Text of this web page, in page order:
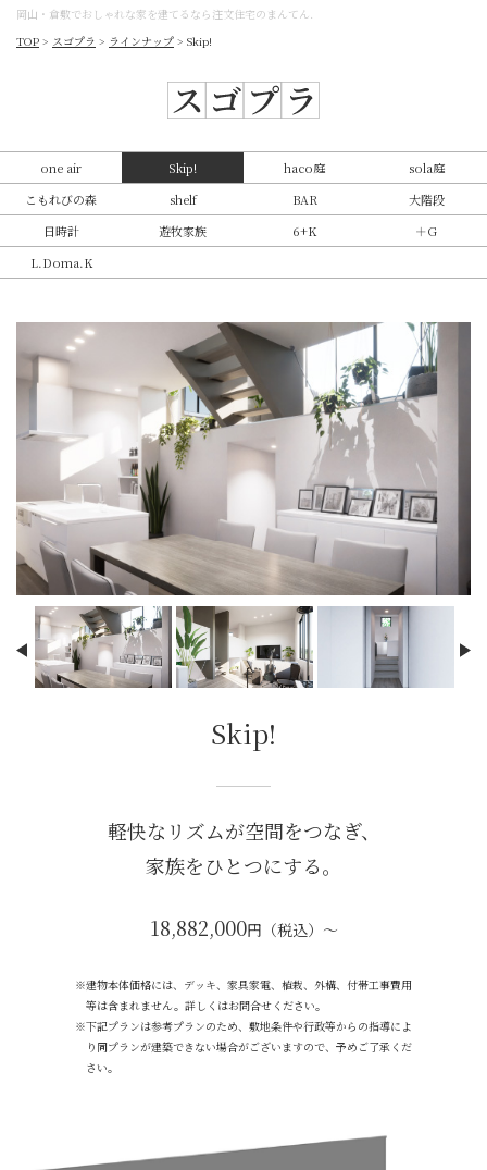
岡山・倉敷でおしゃれな家を建てるなら注文住宅のまんてん.
TOP > スゴプラ > ラインナップ > Skip!
one air Skip! haco庭
sola庭
こもれびの森
shelf BAR
大階段
日時計
遊牧家族 6+K
＋G
L.Doma.K
Skip!
軽快なリズムが空間をつなぎ、
家族をひとつにする。
18,882,000円（税込）〜
※建物本体価格には、デッキ、家具家電、植栽、外構、付帯工事費用
等は含まれません。詳しくはお問合せください。
※下記プランは参考プランのため、敷地条件や行政等からの指導によ
り同プランが建築できない場合がございますので、予めご了承くだ
さい。